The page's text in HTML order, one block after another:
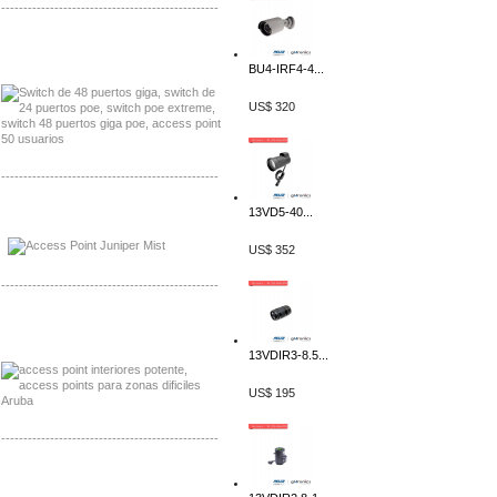
-------------------------------------------------
-------------------------------------------------
-------------------------------------------------
-------------------------------------------------
BU4-IRF4-4...
US$ 320
13VD5-40...
US$ 352
13VDIR3-8.5...
US$ 195